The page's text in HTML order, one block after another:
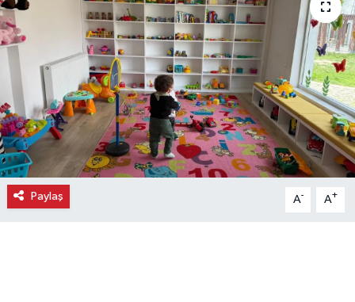
Paylaş A- A+
Gündem
Gurme
Haber
İlçe Haberleri